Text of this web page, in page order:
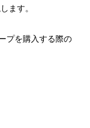
ます。
プを購入する際の